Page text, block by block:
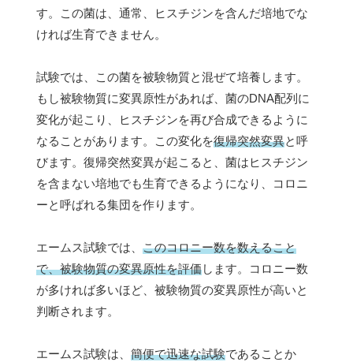
す。この菌は、通常、ヒスチジンを含んだ培地でな
ければ生育できません。
試験では、この菌を被験物質と混ぜて培養します。
もし被験物質に変異原性があれば、菌のDNA配列に
変化が起こり、ヒスチジンを再び合成できるように
なることがあります。この変化を復帰突然変異と呼
びます。復帰突然変異が起こると、菌はヒスチジン
を含まない培地でも生育できるようになり、コロニ
ーと呼ばれる集団を作ります。
エームス試験では、 このコロニー数を数えること
で、被験物質の変異原性を評価します。コロニー数
が多ければ多いほど、被験物質の変異原性が高いと
判断されます。
エームス試験は、 簡便で迅速な試験であることか